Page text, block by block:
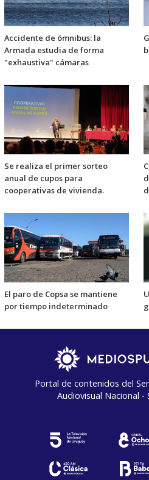
Accidente de ómnibus: la
Armada estudia de forma
"exhaustiva" cámaras
Se realiza el primer sorteo
anual de cupos para
cooperativas de vivienda.
El paro de Copsa se mantiene
por tiempo indeterminado
Portal de contenidos del
Audiovisual Nacional -